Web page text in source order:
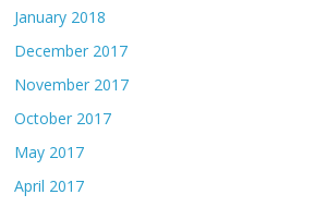
January 2018
December 2017
November 2017
October 2017
May 2017
April 2017